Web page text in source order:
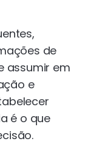
de
assumir em
e
é o que